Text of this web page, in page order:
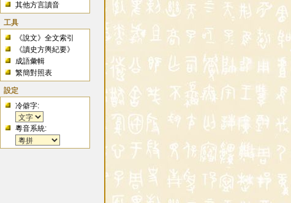
其他方言讀音
工具
《說文》全文索引
《讀史方輿紀要》
成語彙輯
繁簡對照表
設定
冷僻字:
粵音系統: